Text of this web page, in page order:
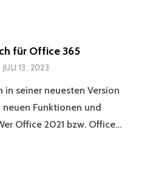
für Office 365
JULI 13, 2023
seiner neuesten Version
Funktionen und
Office 2021 bzw. Office…